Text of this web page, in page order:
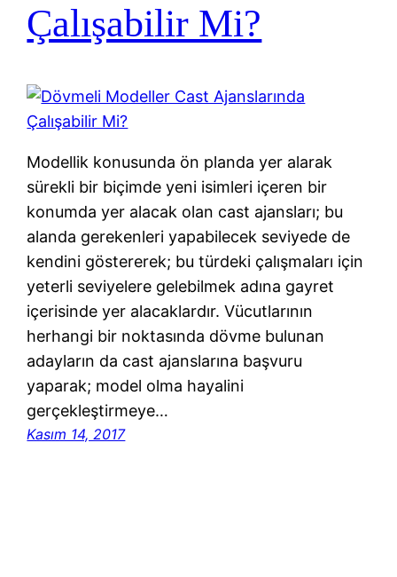
Çalışabilir Mi?
Modellik konusunda ön planda yer alarak
sürekli bir biçimde yeni isimleri içeren bir
konumda yer alacak olan cast ajansları; bu
alanda gerekenleri yapabilecek seviyede de
kendini göstererek; bu türdeki çalışmaları için
yeterli seviyelere gelebilmek adına gayret
içerisinde yer alacaklardır. Vücutlarının
herhangi bir noktasında dövme bulunan
adayların da cast ajanslarına başvuru
yaparak; model olma hayalini
gerçekleştirmeye…
Kasım 14, 2017